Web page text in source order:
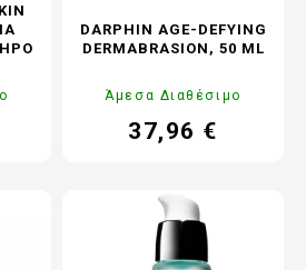
DARPHIN AGE-DEFYING
DERMABRASION, 50 ML
Άμεσα Διαθέσιμο
Τιμή
37,96 €